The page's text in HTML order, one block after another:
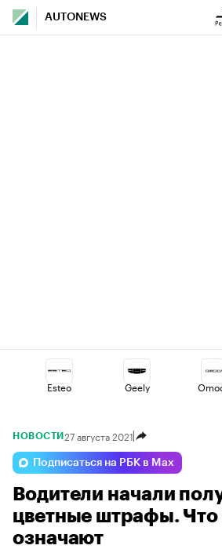
AUTONEWS
Esteo Geely
Haval Changan
Jaecoo Voyah
НОВОСТИ 27 августа 2021
Подписаться на РБК в Max
Водители начали
цветные штрафы. Что
означают